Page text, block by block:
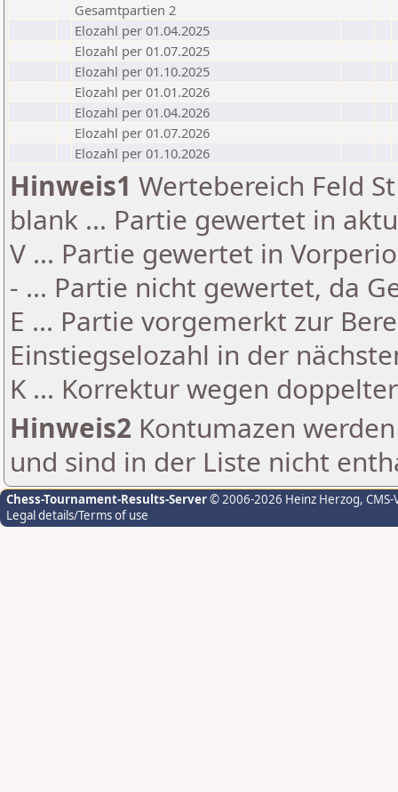
Gesamtpartien 2
Elozahl per 01.04.2025
Elozahl per 01.07.2025
Elozahl per 01.10.2025
Elozahl per 01.01.2026
Elozahl per 01.04.2026
Elozahl per 01.07.2026
Elozahl per 01.10.2026
Hinweis1 Wertebereich Feld
blank ... Partie gewertet in
V ... Partie gewertet in
- ... Partie nicht gewertet, da
E ... Partie vorgemerkt zur
Einstiegselozahl in der
K ... Korrektur wegen
Hinweis2 Kontumazen
und sind in der Liste nicht
Chess-Tournament-Results-Server© 2006-2026 Heinz Herzog,
Legal details/Terms of use